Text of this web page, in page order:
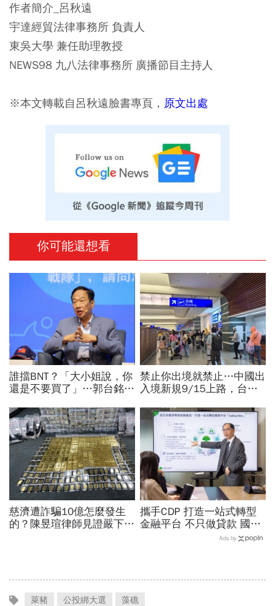
作者簡介_呂秋遠
宇達經貿法律事務所 負責人
東吳大學 兼任助理教授
NEWS98 九八法律事務所 廣播節目主持人
※本文轉載自呂秋遠臉書專頁， 原文出處
你可能還想看
誰擋BNT？「大小姐說，你
還是不要買了」…郭台銘曝
回應了
禁止你出境就禁止…中國出
入境新規9/15上路，台灣
職業特別注意：前例在這
慈濟遭詐騙10億怎麼發生
的？陳昱瑄律師見證嚴下跪
攜手CDP 打造一站式轉型
金融平台 不只做貸款 國泰
世華化身減碳顧問Ads by
萊豬 公投綁大選 藻礁